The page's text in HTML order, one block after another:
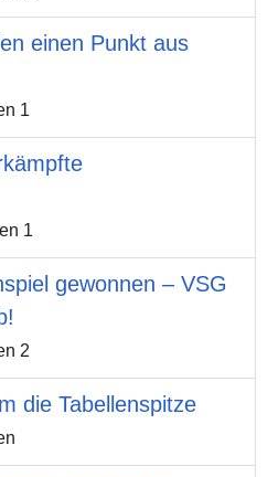
einen Punkt aus
1
1
gewonnen – VSG
2
die Tabellenspitze